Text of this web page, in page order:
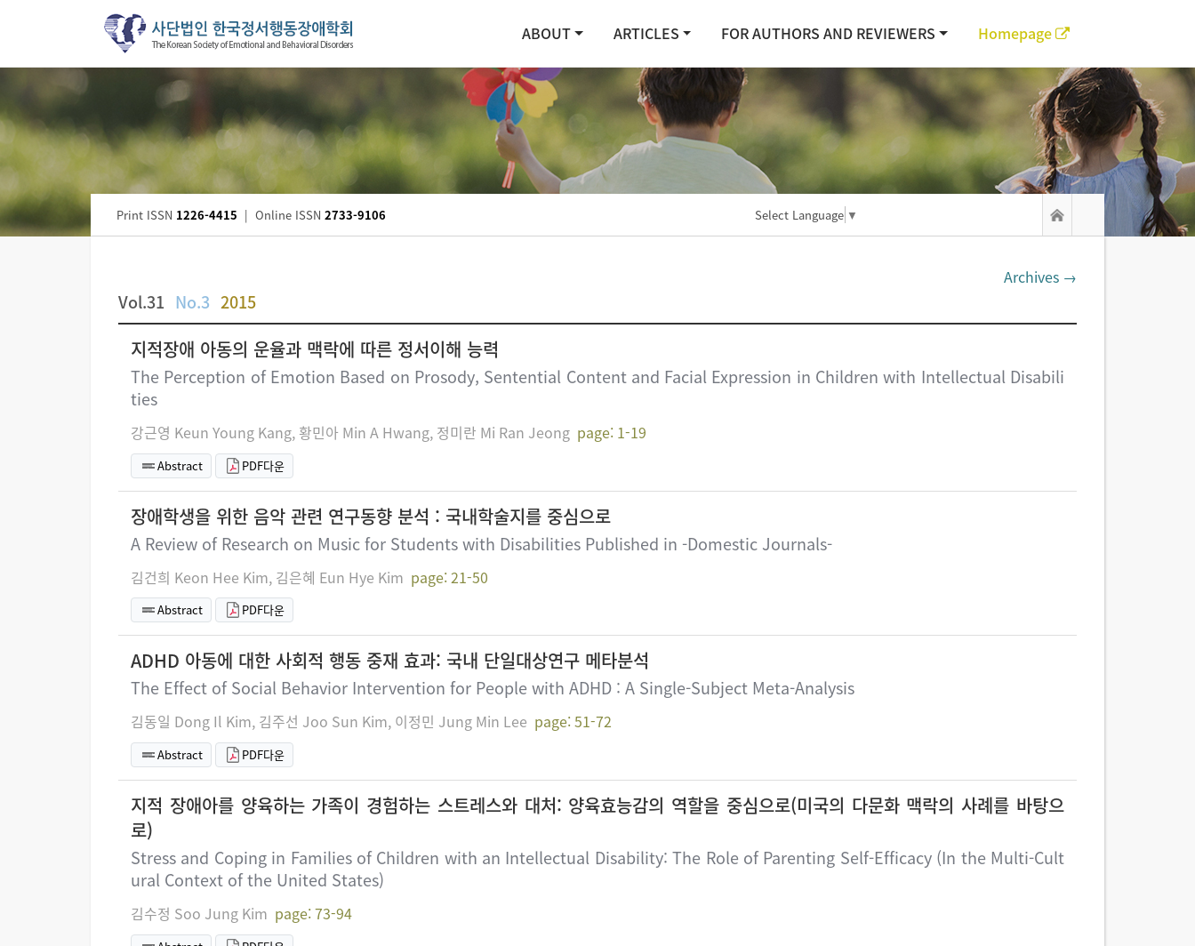
ABOUT ARTICLES FOR AUTHORS AND REVIEWERS Homepage
Print ISSN 1226-4415 | Online ISSN 2733-9106 Select Language ▼
Archives →
Vol.31 No.3 2015
지적장애 아동의 운율과 맥락에 따른 정서이해 능력
The Perception of Emotion Based on Prosody, Sentential Content and Facial Expression in Children with Intellectual Disabili
ties
강근영 Keun Young Kang, 황민아 Min A Hwang, 정미란 Mi Ran Jeong page: 1-19
Abstract PDF다운
장애학생을 위한 음악 관련 연구동향 분석 : 국내학술지를 중심으로
A Review of Research on Music for Students with Disabilities Published in -Domestic Journals-
김건희 Keon Hee Kim, 김은혜 Eun Hye Kim page: 21-50
Abstract PDF다운
ADHD 아동에 대한 사회적 행동 중재 효과: 국내 단일대상연구 메타분석
The Effect of Social Behavior Intervention for People with ADHD : A Single-Subject Meta-Analysis
김동일 Dong Il Kim, 김주선 Joo Sun Kim, 이정민 Jung Min Lee page: 51-72
Abstract PDF다운
지적 장애아를 양육하는 가족이 경험하는 스트레스와 대처: 양육효능감의 역할을 중심으로(미국의 다문화 맥락의 사례를 바탕으
로)
Stress and Coping in Families of Children with an Intellectual Disability: The Role of Parenting Self-Efficacy (In the Multi-Cult
ural Context of the United States)
김수정 Soo Jung Kim page: 73-94